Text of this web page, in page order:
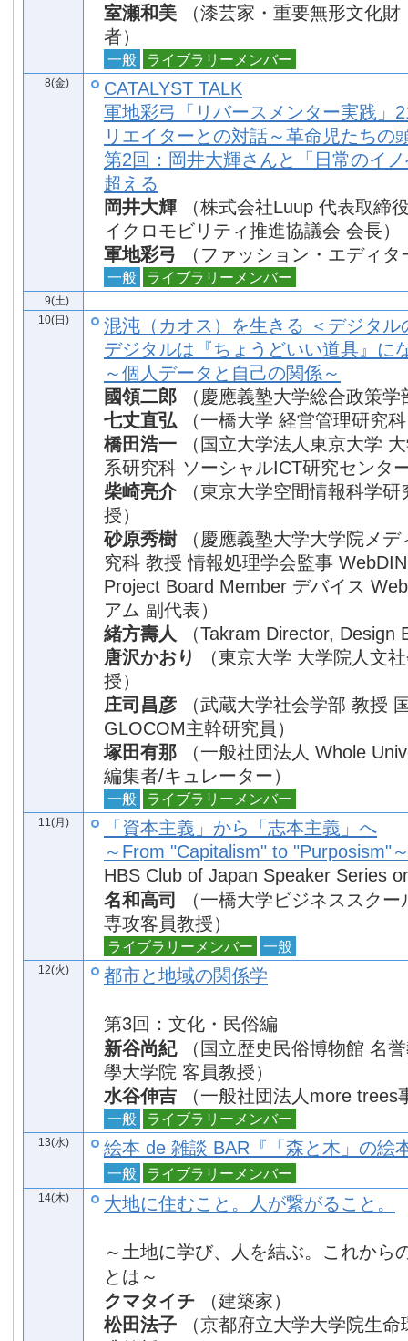
室瀬和美 （漆芸家・重要無形文化
者）
一般 ライブラリーメンバー
8(金)
CATALYST TALK
軍地彩弓「リバースメンター実践」
リエイターとの対話～革命児たちの
第2回：岡井大輝さんと「日常のイ
超える
岡井大輝 （株式会社Luup 代表取締
イクロモビリティ推進協議会 会長）
軍地彩弓 （ファッション・エディタ
一般 ライブラリーメンバー
9(土)
10(日)
混沌（カオス）を生きる ＜デジタル
デジタルは『ちょうどいい道具』に
～個人データと自己の関係～
國領二郎 （慶應義塾大学総合政策学
七丈直弘 （一橋大学 経営管理研究
橋田浩一 （国立大学法人東京大学
系研究科 ソーシャルICT研究センタ
柴崎亮介（東京大学空間情報科学研
授）
砂原秀樹（慶應義塾大学大学院メデ
究科 教授 情報処理学会監事
Project Board Member デバイス
アム 副代表）
緒方壽人
（Takram Director, Design
唐沢かおり
（東京大学 大学院人文
授）
庄司昌彦 （武蔵大学社会学部 教授
GLOCOM主幹研究員）
塚田有那 （一般社団法人 Whole
編集者/キュレーター）
一般 ライブラリーメンバー
11(月)
「資本主義」から「志本主義」へ
～From "Capitalism" to "Purposism"
HBS Club of Japan Speaker Series
名和高司
（一橋大学ビジネススク
専攻客員教授）
ライブラリーメンバー 一般
12(火) 都市と地域の関係学
第3回：文化・民俗編
新谷尚紀（国立歴史民俗博物館 名
學大学院 客員教授）
水谷伸吉 （一般社団法人more trees
一般 ライブラリーメンバー
13(水) 絵本 de 雑談 BAR『「森と木」の絵
一般 ライブラリーメンバー
14(木) 大地に住むこと。人が繋がること。
～土地に学び、人を結ぶ。これから
とは～
クマタイチ （建築家）
松田法子 （京都府立大学大学院生